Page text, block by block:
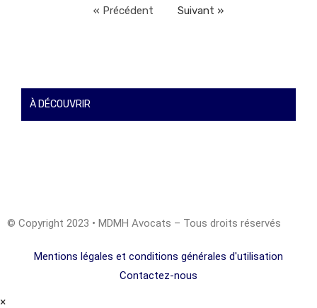
« Précédent Suivant »
À DÉCOUVRIR
© Copyright 2023 • MDMH Avocats – Tous droits réservés
Mentions légales et conditions générales d'utilisation
Contactez-nous
×